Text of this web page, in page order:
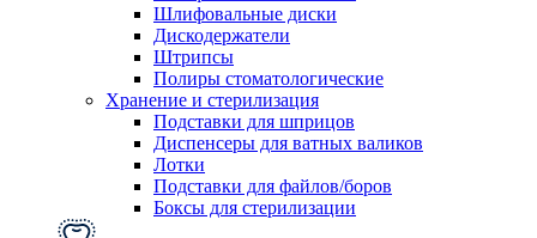
Шлифовальные диски
Дискодержатели
Штрипсы
Полиры стоматологические
Хранение и стерилизация
Подставки для шприцов
Диспенсеры для ватных валиков
Лотки
Подставки для файлов/боров
Боксы для стерилизации